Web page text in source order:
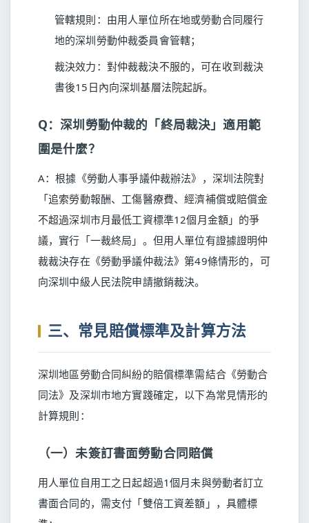
管轄規則：由用人單位所在地或勞動合同履行
地的深圳勞動仲裁委員會管轄；
裁決效力：對仲裁裁決不服的，可在收到裁決
書後15日內向深圳基層法院起訴。
Q：深圳勞動仲裁的「終局裁決」適用範
圍是什麼？
A：根據《勞動人事爭議仲裁辦法》，深圳法院對
「追索勞動報酬、工傷醫療費、經濟補償或賠償金
不超過深圳市月最低工資標準12個月金額」的爭
議，實行「一裁終局」。但用人單位有證據證明仲
裁裁決存在《勞動爭議仲裁法》第49條情形的，可
向深圳中級人民法院申請撤銷裁決。
三、常見賠償標準及計算方法
深圳地區勞動合同糾紛的賠償標準需結合《勞動合
同法》及深圳市地方實踐確定，以下為常見情形的
計算規則：
（一）未簽訂書面勞動合同賠償
用人單位自用工之日起超過1個月未與勞動者訂立
書面合同的，需支付「雙倍工資差額」，具體標